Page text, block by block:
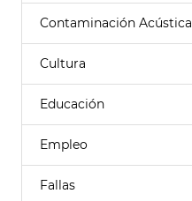
Contaminación Acústica
Cultura
Educación
Empleo
Fallas